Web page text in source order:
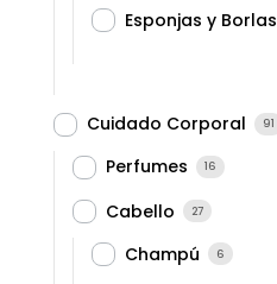
Esponjas y Borlas
Cuidado Corporal 91
Perfumes 16
Cabello 27
Champú 6